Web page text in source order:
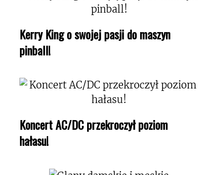
Kerry King o swojej pasji do maszyn
pinball!
Koncert AC/DC przekroczył poziom
hałasu!